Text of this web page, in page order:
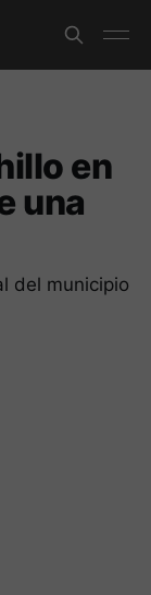
en
una
del municipio